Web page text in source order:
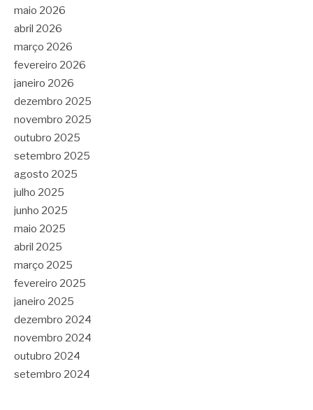
maio 2026
abril 2026
março 2026
fevereiro 2026
janeiro 2026
dezembro 2025
novembro 2025
outubro 2025
setembro 2025
agosto 2025
julho 2025
junho 2025
maio 2025
abril 2025
março 2025
fevereiro 2025
janeiro 2025
dezembro 2024
novembro 2024
outubro 2024
setembro 2024